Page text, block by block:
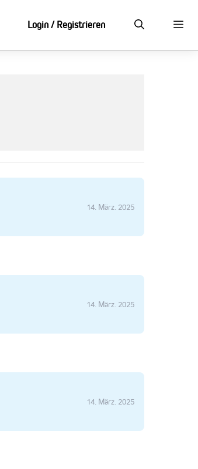
Login / Registrieren
14. März. 2025
14. März. 2025
14. März. 2025